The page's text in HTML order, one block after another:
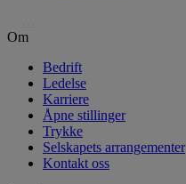
Om
Bedrift
Ledelse
Karriere
Åpne stillinger
Trykke
Selskapets arrangementer
Kontakt oss